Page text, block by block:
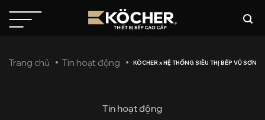
qua
Trang chủ Tin hoạt động KÖCHER x HỆ THỐNG SIÊU THỊ BẾP VŨ SƠN |
Tin hoạt động